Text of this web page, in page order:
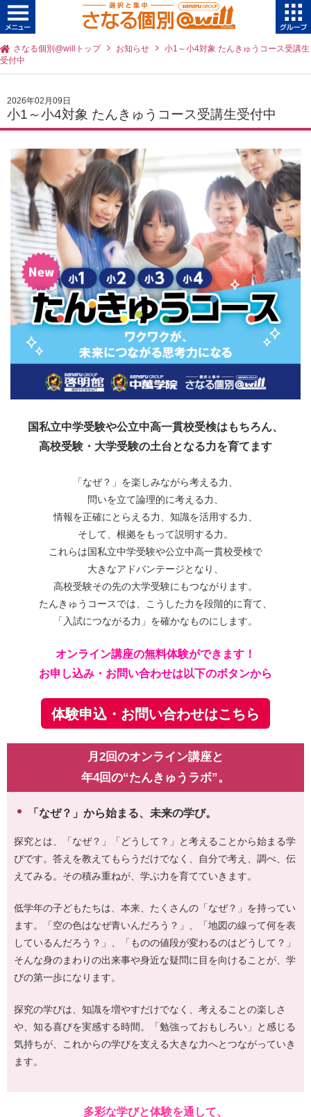
さなる個別@willトップ お知らせ
小1～小4対象 たんきゅうコース受講生
受付中
2026年02月09日
小1～小4対象 たんきゅうコース受講生受付中
国私立中学受験や公立中高一貫校受検はもちろん、
高校受験・大学受験の土台となる力を育てます
「なぜ？」を楽しみながら考える力、
問いを立て論理的に考える力、
情報を正確にとらえる力、知識を活用する力、
そして、根拠をもって説明する力。
これらは国私立中学受験や公立中高一貫校受検で
大きなアドバンテージとなり、
高校受験その先の大学受験にもつながります。
たんきゅうコースでは、こうした力を段階的に育て、
「入試につながる力」を確かなものにします。
オンライン講座の無料体験ができます！
お申し込み・お問い合わせは以下のボタンから
体験申込・お問い合わせはこちら
月2回のオンライン講座と
年4回の“たんきゅうラボ”。
「なぜ？」から始まる、未来の学び。
探究とは、「なぜ？」「どうして？」と考えることから始まる学
びです。答えを教えてもらうだけでなく、自分で考え、調べ、伝
えてみる。その積み重ねが、学ぶ力を育てていきます。
低学年の子どもたちは、本来、たくさんの「なぜ？」を持ってい
ます。「空の色はなぜ青いんだろう？」、「地図の線って何を表
しているんだろう？」、「ものの値段が変わるのはどうして？」
そんな身のまわりの出来事や身近な疑問に目を向けることが、学
びの第一歩になります。
探究の学びは、知識を増やすだけでなく、考えることの楽しさ
や、知る喜びを実感する時間。「勉強っておもしろい」と感じる
気持ちが、これからの学びを支える大きな力へとつながっていき
ます。
多彩な学びと体験を通して、